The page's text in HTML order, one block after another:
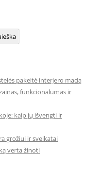
pakeitė interjero madą
funkcionalumas ir
kaip jų išvengti ir
grožiui ir sveikatai
verta žinoti